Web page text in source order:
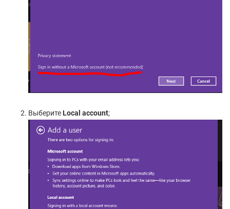
Выберите Local account;